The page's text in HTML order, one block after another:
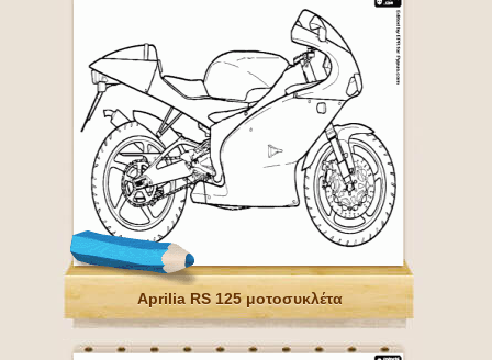
Aprilia RS 125 μοτοσυκλέτα